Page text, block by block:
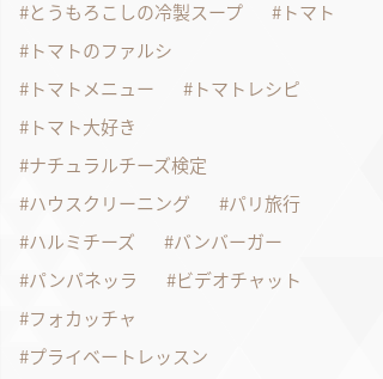
とうもろこしの冷製スープ
トマト
トマトのファルシ
トマトメニュー
トマトレシピ
トマト大好き
ナチュラルチーズ検定
ハウスクリーニング
パリ旅行
ハルミチーズ
バンバーガー
パンパネッラ
ビデオチャット
フォカッチャ
プライベートレッスン